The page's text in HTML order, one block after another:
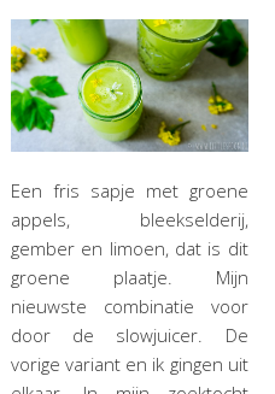
Een fris sapje met groene
appels, bleekselderij,
gember en limoen, dat is dit
groene plaatje. Mijn
nieuwste combinatie voor
door de slowjuicer. De
vorige variant en ik gingen uit